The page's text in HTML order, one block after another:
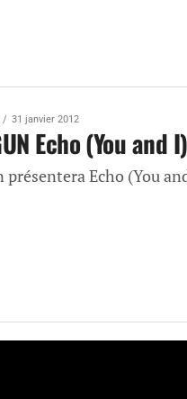
31 janvier 2012
Echo (You and I)
présentera Echo (You